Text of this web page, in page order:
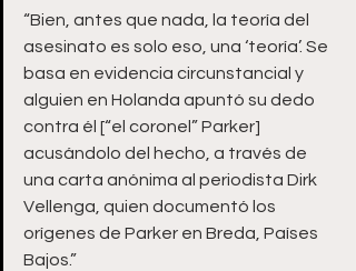
“Bien, antes que nada, la teoría del
asesinato es solo eso, una ‘teoría’. Se
basa en evidencia circunstancial y
alguien en Holanda apuntó su dedo
contra él [“el coronel” Parker]
acusándolo del hecho, a través de
una carta anónima al periodista Dirk
Vellenga, quien documentó los
orígenes de Parker en Breda, Países
Bajos.”